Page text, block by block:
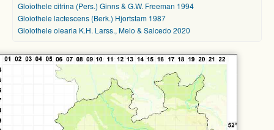
Gloiothele citrina (Pers.) Ginns & G.W. Freeman 1994
Gloiothele lactescens (Berk.) Hjortstam 1987
Gloiothele olearia K.H. Larss., Melo & Salcedo 2020